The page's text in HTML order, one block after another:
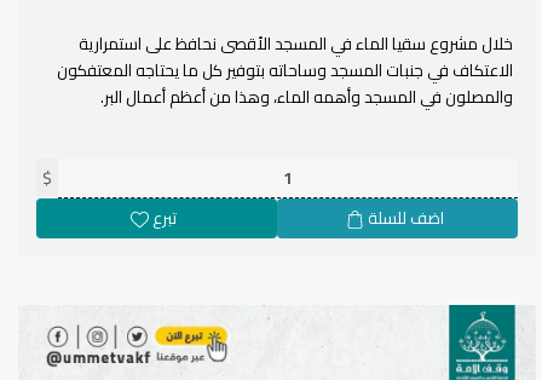
خلال مشروع سقيا الماء في المسجد الأقصى نحافظ على استمرارية
الاعتكاف في جنبات المسجد وساحاته بتوفير كل ما يحتاجه المعتفكون
والمصلون في المسجد وأهمه الماء، وهذا من أعظم أعمال البر.
$
اضف للسلة تبرع